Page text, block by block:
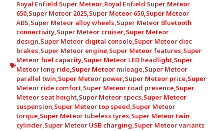
Royal Enfield Super Meteor,Royal Enfield Super Meteor
650,Super Meteor 2025,Super Meteor 650,Super Meteor
ABS,Super Meteor alloy wheels,Super Meteor Bluetooth
connectivity,Super Meteor cruiser,Super Meteor
design,Super Meteor digital console,Super Meteor disc
brakes,Super Meteor engine,Super Meteor features,Super
Meteor fuel capacity,Super Meteor LED headlight,Super
Meteor long ride,Super Meteor mileage,Super Meteor
parallel twin,Super Meteor power,Super Meteor price,Super
Meteor ride comfort,Super Meteor road presence,Super
Meteor seat height,Super Meteor specs,Super Meteor
suspension,Super Meteor top speed,Super Meteor
torque,Super Meteor tubeless tyres,Super Meteor twin
cylinder,Super Meteor USB charging,Super Meteor variants